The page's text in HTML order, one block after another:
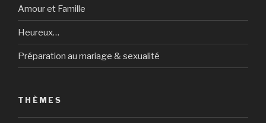
Amour et Famille
Heureux…
Préparation au mariage & sexualité
THÈMES